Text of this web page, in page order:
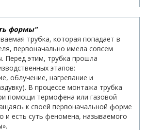
формы"
трубка, которая попадает в
первоначально имела совсем
Перед этим, трубка прошла
этапов:
облучение, нагревание и
В процессе монтажа трубка
помощи термофена или газовой
к своей первоначальной форме
и есть суть феномена, называемого